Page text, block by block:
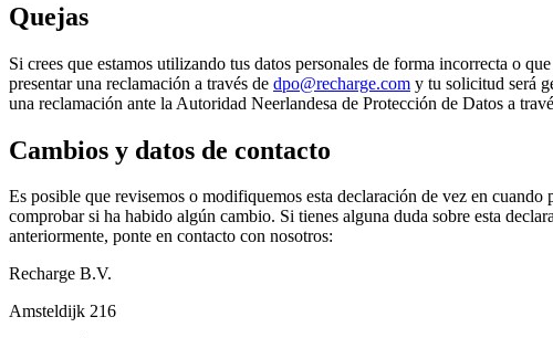
Quejas
Si crees que estamos utilizando tus datos personales de forma incorrecta o
presentar una reclamación a través de dpo@recharge.com y tu solicitud será
una reclamación ante la Autoridad Neerlandesa de Protección de Datos a
Cambios y datos de contacto
Es posible que revisemos o modifiquemos esta declaración de vez en
comprobar si ha habido algún cambio. Si tienes alguna duda sobre esta
anteriormente, ponte en contacto con nosotros:
Recharge B.V.
Amsteldijk 216